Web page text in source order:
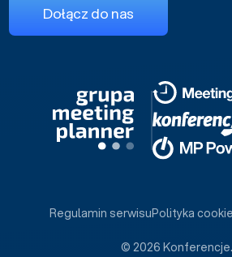
Dołącz do nas
© 2026
Regulamin serwisuPolityka